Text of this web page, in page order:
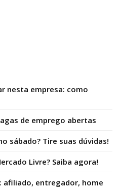
nesta empresa: como
de emprego abertas
sábado? Tire suas dúvidas!
Livre? Saiba agora!
afiliado, entregador, home